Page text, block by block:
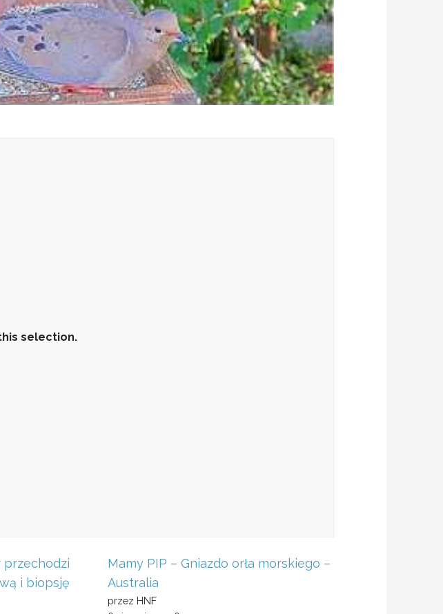
selection.
przechodzi
i biopsję
Mamy PIP – Gniazdo orła morskiego –
Australia
przez HNF